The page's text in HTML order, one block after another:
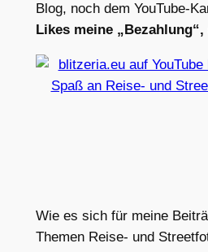
Blog, noch dem YouTube-
Likes meine
Wie es sich für meine
Themen Reise- und